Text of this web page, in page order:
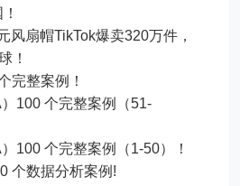
风扇帽TikTok爆卖320万件，
！
完整案例！
100 个完整案例（51-
100 个完整案例（1-50）！
个数据分析案例!